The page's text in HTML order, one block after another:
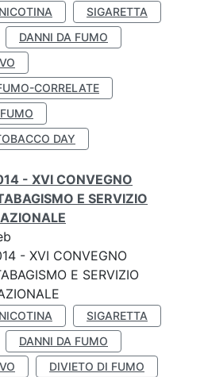
NICOTINA
SIGARETTA
DANNI DA FUMO
CORRELATE
DAY
- XVI CONVEGNO
E SERVIZIO
- XVI CONVEGNO
E SERVIZIO
NICOTINA
SIGARETTA
DANNI DA FUMO
DIVIETO DI FUMO